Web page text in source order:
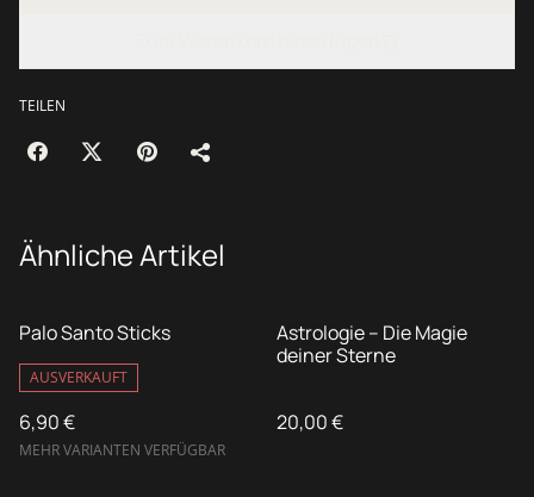
TEILEN
Ähnliche Artikel
Palo Santo Sticks
AUSVERKAUFT
6,90 €
MEHR VARIANTEN VERFÜGBAR
Astrologie – Die Magie
deiner Sterne
20,00 €